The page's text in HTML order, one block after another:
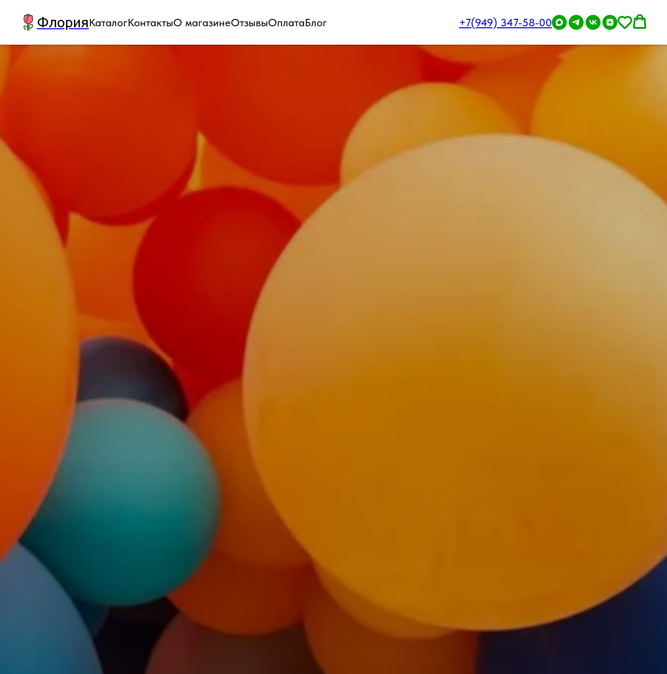
ФлорияКаталогКонтактыО магазинеОтзывыОплатаБлог +7(949) 347-58-00